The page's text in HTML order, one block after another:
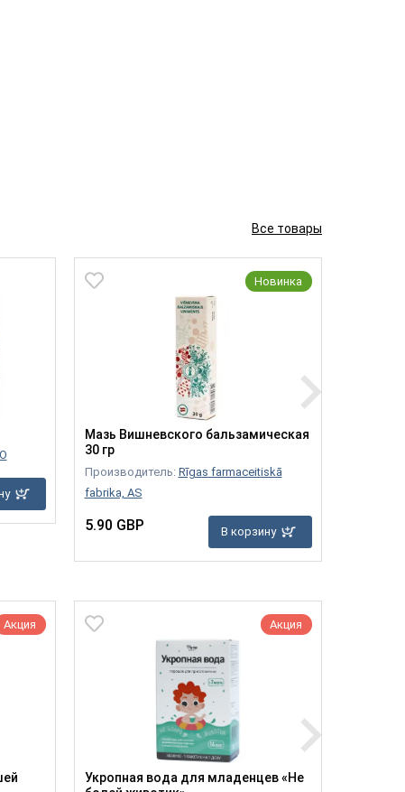
Все товары
Новинка
Мазь Вишневского бальзамическая
30 гр
Производитель: Rīgas farmaceitiskā
fabrika, AS
5.90 GBP В корзину
Акция Акция
Укропная вода для младенцев «Не